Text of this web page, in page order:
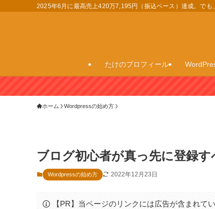
2025年6月に最高売上420万7,195円（振込ベース）達成。でも
たけのプロフィール
ホーム Wordpressの始め方
ブログ初心者が真っ先に登録
Wordpressの始め方 2022年12月23日
【PR】当ページのリンクには広告が含まれて